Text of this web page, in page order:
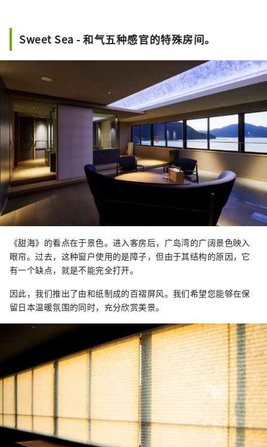
Sweet Sea - 和气五种感官的特殊房间。
《甜海》的看点在于景色。进入客房后，广岛湾的广阔景色映入
眼帘。过去，这种窗户使用的是障子，但由于其结构的原因，它
有一个缺点，就是不能完全打开。
因此，我们推出了由和纸制成的百褶屏风。我们希望您能够在保
留日本温暖氛围的同时，充分欣赏美景。